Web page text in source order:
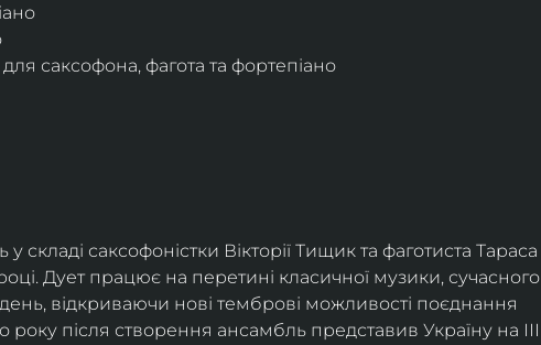
саксофона, фагота та фортепіано
саксофоністки Вікторії Тищик та фаготиста Тараса
Дует працює на перетині класичної музики, сучасного
відкриваючи нові темброві можливості поєднання
після створення ансамбль представив Україну на ІІІ